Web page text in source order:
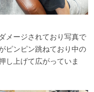
メージされており写真で
ピンピン跳ねており中の
し上げて広がっていま